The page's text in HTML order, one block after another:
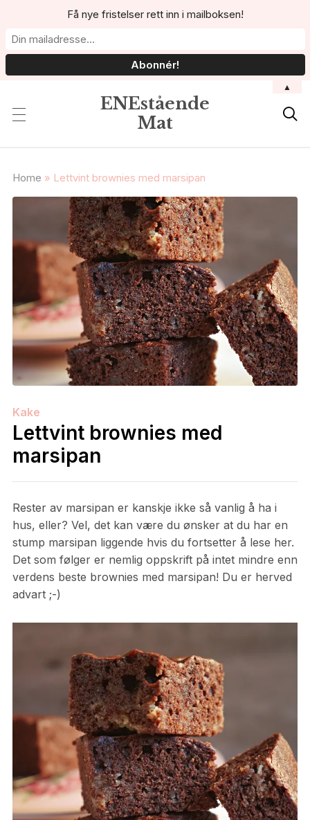
ENEstående
Mat

Home » Lettvint brownies med marsipan
Kake
Lettvint brownies med
marsipan
Rester av marsipan er kanskje ikke så vanlig å ha i
hus, eller? Vel, det kan være du ønsker at du har en
stump marsipan liggende hvis du fortsetter å lese her.
Det som følger er nemlig oppskrift på intet mindre enn
verdens beste brownies med marsipan! Du er herved
advart ;-)
Få nye fristelser rett inn i mailboksen!
▲